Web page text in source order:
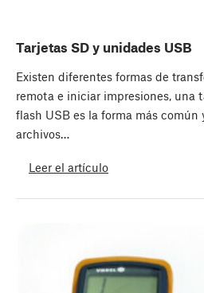
Tarjetas SD y unidades USB
Existen diferentes formas de
remota e iniciar impresiones, una
flash USB es la forma más común
archivos…
Leer el artículo